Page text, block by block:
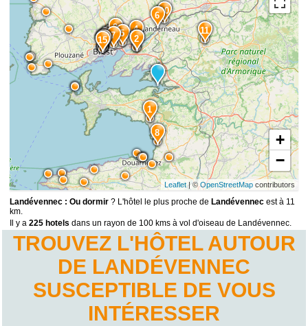
15
14
13
12
11
10
9
8
7
6
5
4
3
2
1
+
−
Leaflet| ©OpenStreetMapcontributors
Landévennec : Ou dormir ? L'hôtel le plus proche de Landévennec est à 11
km.
Il y a225 hotels dans un rayon de 100 kms à vol d'oiseau de Landévennec.
TROUVEZ L'HÔTEL AUTOUR
DE LANDÉVENNEC
SUSCEPTIBLE DE VOUS
INTÉRESSER